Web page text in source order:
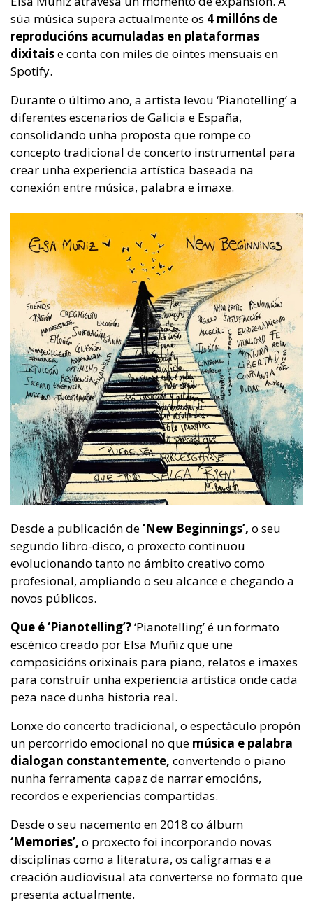
súa música supera actualmente os 4 millóns de
reproducións acumuladas en plataformas
dixitaise conta con miles de oíntes mensuais en
Spotify.
Durante o último ano, a artista levou ‘Pianotelling’ a
diferentes escenarios de Galicia e España,
consolidando unha proposta que rompe co
concepto tradicional de concerto instrumental para
crear unha experiencia artística baseada na
conexión entre música, palabra e imaxe.
Desde a publicación de‘New Beginnings’, o seu
segundo libro-disco, o proxecto continuou
evolucionando tanto no ámbito creativo como
profesional, ampliando o seu alcance e chegando a
novos públicos.
Que é ‘Pianotelling’?‘Pianotelling’ é un formato
escénico creado por Elsa Muñiz que une
composicións orixinais para piano, relatos e imaxes
para construír unha experiencia artística onde cada
peza nace dunha historia real.
Lonxe do concerto tradicional, o espectáculo propón
un percorrido emocional no que música e palabra
dialogan constantemente, convertendo o piano
nunha ferramenta capaz de narrar emocións,
recordos e experiencias compartidas.
Desde o seu nacemento en 2018 co álbum
‘Memories’, o proxecto foi incorporando novas
disciplinas como a literatura, os caligramas e a
creación audiovisual ata converterse no formato que
presenta actualmente.